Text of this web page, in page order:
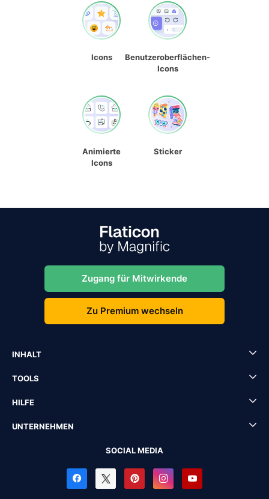
Icons
Benutzeroberflächen-
Icons
Animierte
Icons
Sticker
Zugang für Mitwirkende
Zu Premium wechseln
INHALT
TOOLS
HILFE
UNTERNEHMEN
SOCIAL MEDIA